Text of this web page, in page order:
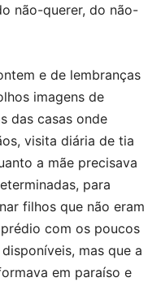
não-querer, do não-
e de lembranças
imagens de
das casas onde
visita diária de tia
a mãe precisava
para
filhos que não eram
com os poucos
mas que a
em paraíso e